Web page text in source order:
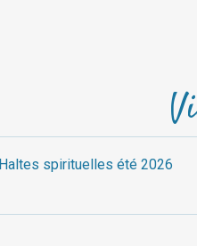
Haltes spirituelles été 2026